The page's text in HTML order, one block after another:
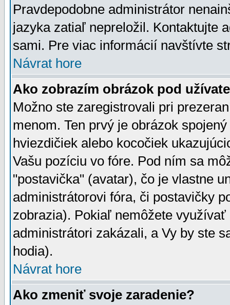
Pravdepodobne administrátor
jazyka zatiaľ nepreložil. Kontaktujte
sami. Pre viac informácií navštívte
Návrat hore
Ako zobrazím obrázok pod
Možno ste zaregistrovali pri
menom. Ten prvý je obrázok
hviezdičiek alebo kocočiek
Vašu pozíciu vo fóre. Pod ním sa
"postavička" (avatar), čo je vlastne
administrátorovi fóra, či postavičky
zobrazia). Pokiaľ nemôžete
administrátori zakázali, a Vy by ste
hodia).
Návrat hore
Ako zmeniť svoje zaradenie?